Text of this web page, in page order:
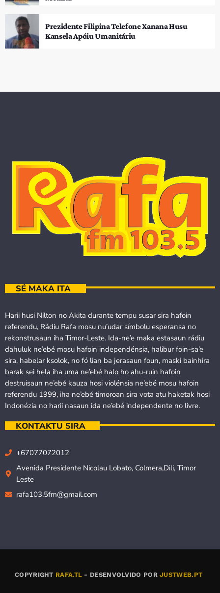
Prezidente Filipina Telefone Xanana Husu
Kansela Apóiu Umanitáriu
SÉ MAKA ITA
Harii husi Nilton no Akita durante tempu susar sira hafoin
referendu, Rádiu Rafa mosu nu’udar símbolu esperansa no
rekonstrusaun iha Timor-Leste. Ida-ne’e maka estasaun rádiu
dahuluk ne’ebé mosu hafoin independénsia, halibur foin-sa’e
sira, habelar ksolok, no fó lian ba jerasaun foun, maski bainhira
barak sei hela iha uma ne’ebé halo ho ahu-ruin hafoin
destruisaun ne’ebé kauza hosi violénsia ne’ebé mosu hafoin
referendu 1999, iha ne’ebé timoroan sira vota atu haketak hosi
Indonézia no harii nasaun ida ne’ebé independente no livre.
KONTAKTU SIRA
+67077072012
Avenida Presidente Nicolau Lobato, Colmera,Dili, Timor
Leste
rafa103.5fm@gmail.com
COPYRIGHT RAFA.TL - DESENVOLVIDO PORJUSTWEB.PT